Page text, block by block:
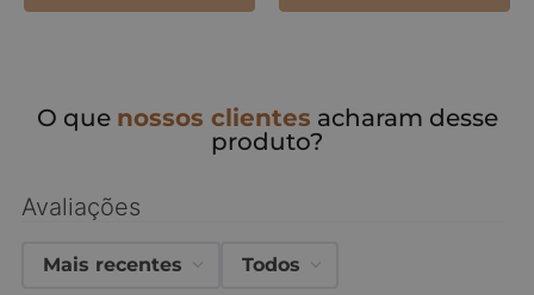
O que nossos clientes acharam desse
produto?
Avaliações
Mais recentes Todos